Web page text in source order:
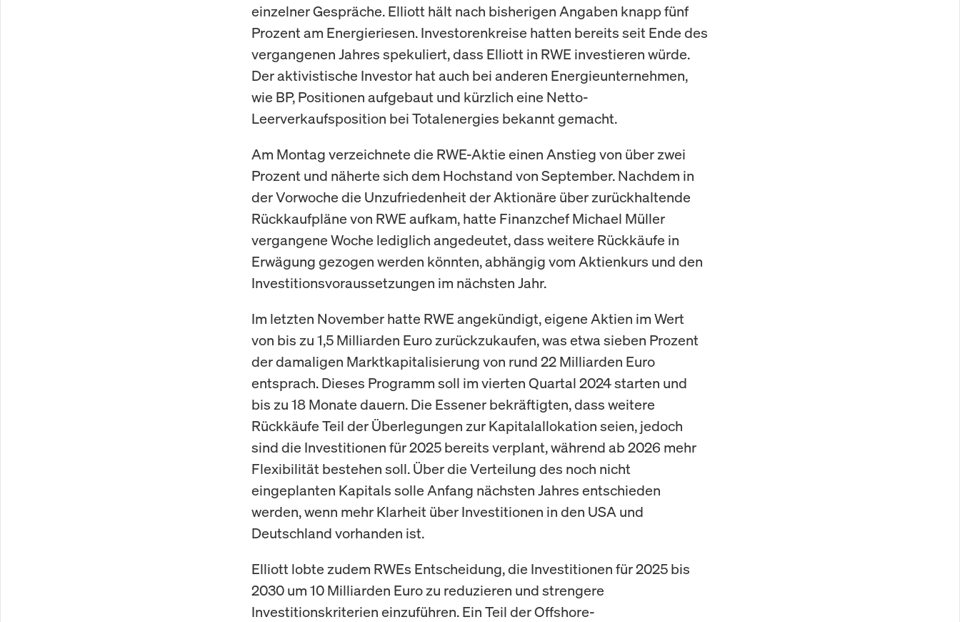
einzelner Gespräche. Elliott hält nach bisherigen Angaben knapp fünf
Prozent am Energieriesen. Investorenkreise hatten bereits seit Ende des
vergangenen Jahres spekuliert, dass Elliott in RWE investieren würde.
Der aktivistische Investor hat auch bei anderen Energieunternehmen,
wie BP, Positionen aufgebaut und kürzlich eine Netto-
Leerverkaufsposition bei Totalenergies bekannt gemacht.
Am Montag verzeichnete die RWE-Aktie einen Anstieg von über zwei
Prozent und näherte sich dem Hochstand von September. Nachdem in
der Vorwoche die Unzufriedenheit der Aktionäre über zurückhaltende
Rückkaufpläne von RWE aufkam, hatte Finanzchef Michael Müller
vergangene Woche lediglich angedeutet, dass weitere Rückkäufe in
Erwägung gezogen werden könnten, abhängig vom Aktienkurs und den
Investitionsvoraussetzungen im nächsten Jahr.
Im letzten November hatte RWE angekündigt, eigene Aktien im Wert
von bis zu 1,5 Milliarden Euro zurückzukaufen, was etwa sieben Prozent
der damaligen Marktkapitalisierung von rund 22 Milliarden Euro
entsprach. Dieses Programm soll im vierten Quartal 2024 starten und
bis zu 18 Monate dauern. Die Essener bekräftigten, dass weitere
Rückkäufe Teil der Überlegungen zur Kapitalallokation seien, jedoch
sind die Investitionen für 2025 bereits verplant, während ab 2026 mehr
Flexibilität bestehen soll. Über die Verteilung des noch nicht
eingeplanten Kapitals solle Anfang nächsten Jahres entschieden
werden, wenn mehr Klarheit über Investitionen in den USA und
Deutschland vorhanden ist.
Elliott lobte zudem RWEs Entscheidung, die Investitionen für 2025 bis
2030 um 10 Milliarden Euro zu reduzieren und strengere
Investitionskriterien einzuführen. Ein Teil der Offshore-